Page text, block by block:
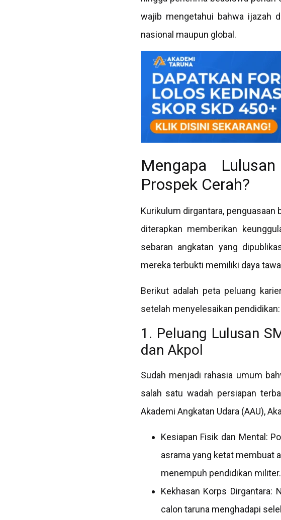
wajib mengetahui bahwa ijazah
nasional maupun global.
Mengapa
Prospek Cerah?
Kurikulum dirgantara, penguasaan
diterapkan memberikan
sebaran angkatan yang
mereka terbukti memiliki daya
Berikut adalah peta peluang
setelah menyelesaikan pendidikan:
1. Peluang Lulusan
dan Akpol
Sudah menjadi rahasia umum
salah satu wadah persiapan
Akademi Angkatan Udara (AAU),
Kesiapan Fisik dan Mental:
asrama yang ketat membuat
menempuh pendidikan militer.
Kekhasan Korps Dirgantara:
calon taruna menghadapi